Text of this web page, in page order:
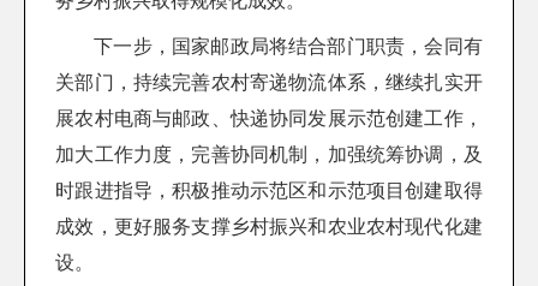
下一步，国家邮政局将结合部门职责，会同有
关部门，持续完善农村寄递物流体系，继续扎实开
展农村电商与邮政、快递协同发展示范创建工作，
加大工作力度，完善协同机制，加强统筹协调，及
时跟进指导，积极推动示范区和示范项目创建取得
成效，更好服务支撑乡村振兴和农业农村现代化建
设。